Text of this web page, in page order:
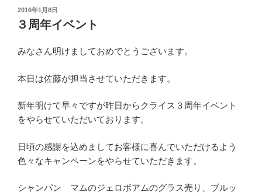
投
稿
日:
2016年1月8日
３周年イベント
みなさん明けましておめでとうございます。
本日は佐藤が担当させていただきます。
新年明けて早々ですが昨日からクライス３周年イベント
をやらせていただいております。
日頃の感謝を込めましてお客様に喜んでいただけるよう
色々なキャンペーンをやらせていただきます。
シャンパン マムのジェロボアムのグラス売り、ブルッ